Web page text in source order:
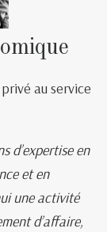
au service
d’expertise en
et en
une activité
d’affaire,